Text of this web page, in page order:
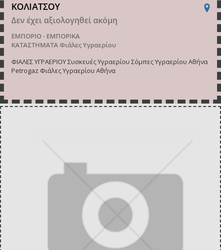
ΚΟΛΙΑΤΣΟΥ
Δεν έχει αξιολογηθεί ακόμη
ΕΜΠΟΡΙΟ - ΕΜΠΟΡΙΚΑ
ΚΑΤΑΣΤΗΜΑΤΑΦιάλες Υγραερίου
ΦΙΑΛΕΣ ΥΓΡΑΕΡΙΟΥ Συσκευές Υγραερίου Σόμπες Υγραερίου Αθήνα
Petrogaz Φιάλες Υγραερίου Αθήνα